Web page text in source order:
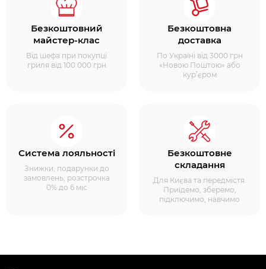
Безкоштовний
майстер-клас
Від шефа при покупці
гриля від 100 000 грн
Безкоштовна
доставка
По Україні від 3000 грн
«Новою Поштою» або
кур’єром
Система лояльності
Знижки, подарунки до
замовлень, розстрочка
0% до 6 міс
Безкоштовне
складання
Для Києва та передмістя.
Приїдемо, зберемо,
підключимо, навчимо